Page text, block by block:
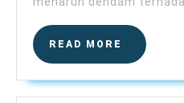
READ MORE
READ
MORE